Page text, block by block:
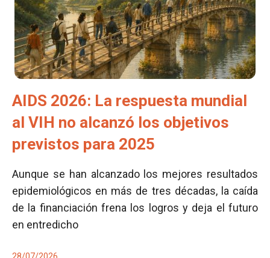
AIDS 2026: La respuesta mundial
al VIH no alcanzó los objetivos
previstos para 2025
Aunque se han alcanzado los mejores resultados
epidemiológicos en más de tres décadas, la caída
de la financiación frena los logros y deja el futuro
en entredicho